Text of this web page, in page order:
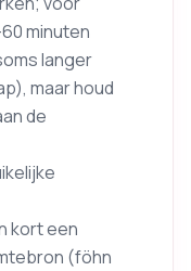
minuten
langer
maar houd
de
kort een
(föhn